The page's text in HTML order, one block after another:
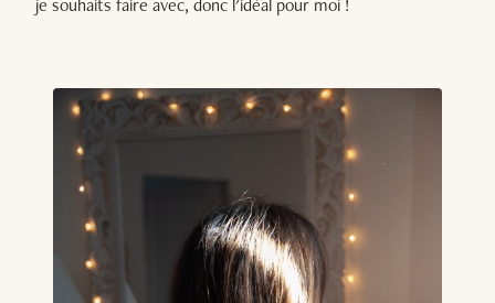
je souhaits faire avec, donc l'idéal pour moi !